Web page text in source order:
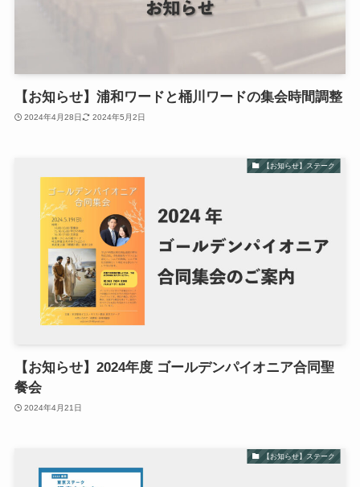
【お知らせ】浦和ワードと桶川ワードの集会時間調整
2024年4月28日 2024年5月2日
【お知らせ】ステーク
【お知らせ】2024年度 ゴールデンパイオニア合同聖
餐会
2024年4月21日
【お知らせ】ステーク